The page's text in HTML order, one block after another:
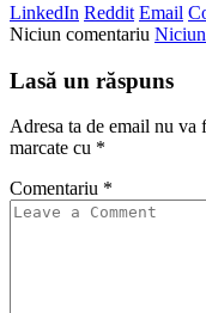
LinkedIn Reddit Email
Niciun comentariu
Lasă un răspuns
Adresa ta de email nu va
marcate cu *
Comentariu *